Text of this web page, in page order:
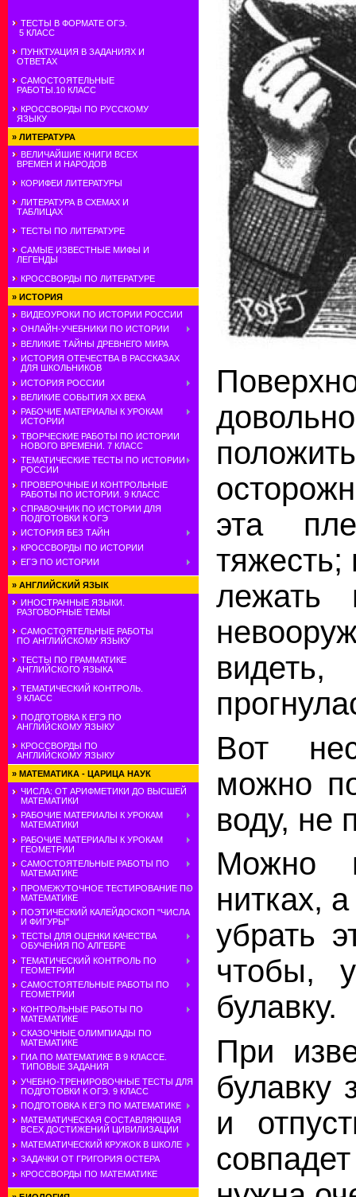
ТЕСТЫ В ФОРМАТЕ ОГЭ.
5 КЛАСС
ПУНКТУАЦИЯ В ЗАДАНИЯХ И
ОТВЕТАХ
САМОСТОЯТЕЛЬНЫЕ
РАБОТЫ.10 КЛАСС
КРОССВОРДЫ ПО РУССКОМУ
ЯЗЫКУ
» ЛИТЕРАТУРА
ВЕЛИЧАЙШИЕ КНИГИ ВСЕХ
ВРЕМЕН И НАРОДОВ
КОРИФЕИ ЛИТЕРАТУРЫ
ЛИТЕРАТУРА В СХЕМАХ И
ТАБЛИЦАХ
ТЕСТЫ ПО ЛИТЕРАТУРЕ
САМЫЕ ИЗВЕСТНЫЕ МИФЫ И
ЛЕГЕНДЫ
КРОССВОРДЫ ПО ЛИТЕРАТУРЕ
» ИСТОРИЯ
ВИДЕОУРОКИ ПО ИСТОРИИ РОССИИ
ОНЛАЙН-УЧЕБНИКИ ПО ИСТОРИИ
ВЕЛИКИЕ ТАЙНЫ ДРЕВНЕГО МИРА
ИСТОРИЯ ОТЕЧЕСТВА В РАССКАЗАХ
ДЛЯ ШКОЛЬНИКОВ
ИСТОРИЯ РОССИИ
ВЕЛИКИЕ СОБЫТИЯ ХХ ВЕКА
РАБОЧИЕ МАТЕРИАЛЫ К УРОКАМ
ИСТОРИИ
ТВОРЧЕСКИЕ РАБОТЫ ПО ИСТОРИИ
НОВОГО ВРЕМЕНИ. 7 КЛАСС
ТЕМАТИЧЕСКИЕ ТЕСТЫ ПО ИСТОРИИ
РОССИИ
ПРОВЕРОЧНЫЕ И КОНТРОЛЬНЫЕ
РАБОТЫ ПО ИСТОРИИ. 9 КЛАСС
СПРАВОЧНИК ПО ИСТОРИИ ДЛЯ
ПОДГОТОВКИ К ОГЭ
ИСТОРИЯ БЕЗ ТАЙН
КРОССВОРДЫ ПО ИСТОРИИ
ЕГЭ ПО ИСТОРИИ
» АНГЛИЙСКИЙ ЯЗЫК
ИНОСТРАННЫЕ ЯЗЫКИ.
РАЗГОВОРНЫЕ ТЕМЫ
САМОСТОЯТЕЛЬНЫЕ РАБОТЫ
ПО АНГЛИЙСКОМУ ЯЗЫКУ
ТЕСТЫ ПО ГРАММАТИКЕ
АНГЛИЙСКОГО ЯЗЫКА
ТЕМАТИЧЕСКИЙ КОНТРОЛЬ.
9 КЛАСС
ПОДГОТОВКА К ЕГЭ ПО
АНГЛИЙСКОМУ ЯЗЫКУ
КРОССВОРДЫ ПО
АНГЛИЙСКОМУ ЯЗЫКУ
» МАТЕМАТИКА - ЦАРИЦА НАУК
ЧИСЛА: ОТ АРИФМЕТИКИ ДО ВЫСШЕЙ
МАТЕМАТИКИ
РАБОЧИЕ МАТЕРИАЛЫ К УРОКАМ
МАТЕМАТИКИ
РАБОЧИЕ МАТЕРИАЛЫ К УРОКАМ
ГЕОМЕТРИИ
САМОСТОЯТЕЛЬНЫЕ РАБОТЫ ПО
МАТЕМАТИКЕ
ПРОМЕЖУТОЧНОЕ ТЕСТИРОВАНИЕ ПО
МАТЕМАТИКЕ
ПОЭТИЧЕСКИЙ КАЛЕЙДОСКОП "ЧИСЛА
И ФИГУРЫ"
ТЕСТЫ ДЛЯ ОЦЕНКИ КАЧЕСТВА
ОБУЧЕНИЯ ПО АЛГЕБРЕ
ТЕМАТИЧЕСКИЙ КОНТРОЛЬ ПО
ГЕОМЕТРИИ
САМОСТОЯТЕЛЬНЫЕ РАБОТЫ ПО
ГЕОМЕТРИИ
КОНТРОЛЬНЫЕ РАБОТЫ ПО
МАТЕМАТИКЕ
СКАЗОЧНЫЕ ОЛИМПИАДЫ ПО
МАТЕМАТИКЕ
ГИА ПО МАТЕМАТИКЕ В 9 КЛАССЕ.
ТИПОВЫЕ ЗАДАНИЯ
УЧЕБНО-ТРЕНИРОВОЧНЫЕ ТЕСТЫ ДЛЯ
ПОДГОТОВКИ К ОГЭ. 9 КЛАСС
ПОДГОТОВКА К ЕГЭ ПО МАТЕМАТИКЕ
МАТЕМАТИЧЕСКАЯ СОСТАВЛЯЮЩАЯ
ВСЕХ ДОСТИЖЕНИЙ ЦИВИЛИЗАЦИИ
МАТЕМАТИЧЕСКИЙ КРУЖОК В ШКОЛЕ
ЗАДАЧКИ ОТ ГРИГОРИЯ ОСТЕРА
КРОССВОРДЫ ПО МАТЕМАТИКЕ
эта
тяжесть;
лежать
Вот
можно
воду, не
Можно
нитках,
убрать
чтобы,
булавку.
При
булавку
и